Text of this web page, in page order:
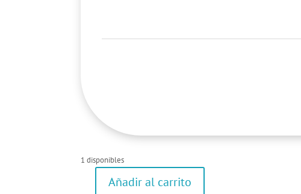
1 disponibles
PantalónAñadir al carrito